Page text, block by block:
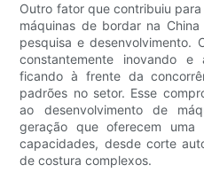
Outro fator que contribuiu
máquinas de bordar na
pesquisa e desenvolvimento.
constantemente inovando e
ficando à frente da
padrões no setor. Esse
ao desenvolvimento de
geração que oferecem
capacidades, desde corte
de costura complexos.